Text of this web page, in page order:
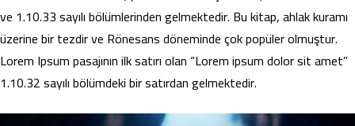
ve 1.10.33 sayılı bölümlerinden gelmektedir. Bu kitap, ahlak kuramı
üzerine bir tezdir ve Rönesans döneminde çok popüler olmuştur.
Lorem Ipsum pasajının ilk satırı olan “Lorem ipsum dolor sit amet”
1.10.32 sayılı bölümdeki bir satırdan gelmektedir.